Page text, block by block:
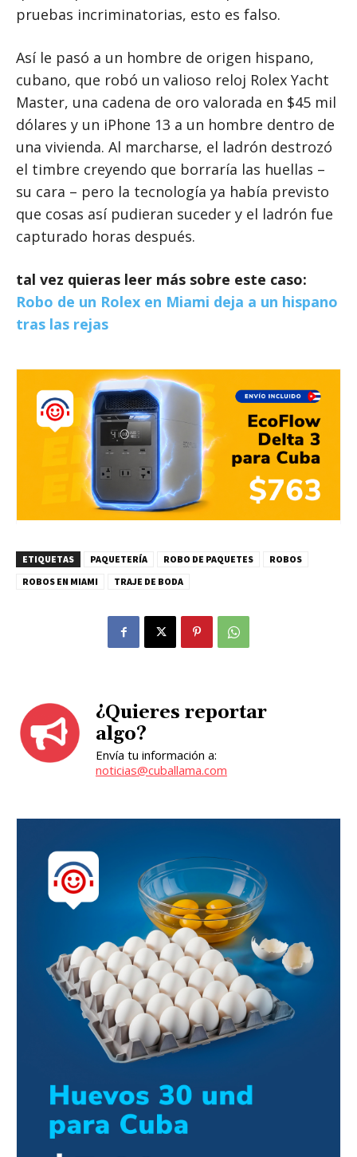
pruebas incriminatorias, esto es falso.
Así le pasó a un hombre de origen hispano,
cubano, que robó un valioso reloj Rolex Yacht
Master, una cadena de oro valorada en $45 mil
dólares y un iPhone 13 a un hombre dentro de
una vivienda. Al marcharse, el ladrón destrozó
el timbre creyendo que borraría las huellas –
su cara – pero la tecnología ya había previsto
que cosas así pudieran suceder y el ladrón fue
capturado horas después.
tal vez quieras leer más sobre este caso:
Robo de un Rolex en Miami deja a un hispano
tras las rejas
ETIQUETAS PAQUETERÍA ROBO DE PAQUETES
ROBOS
ROBOS EN MIAMI
TRAJE DE BODA
¿Quieres reportar
algo?
Envía tu información a:
noticias@cuballama.com